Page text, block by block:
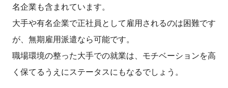
名企業も含まれています。
大手や有名企業で正社員として雇用されるのは困難です
が、無期雇用派遣なら可能です。
職場環境の整った大手での就業は、モチベーションを高
く保てるうえにステータスにもなるでしょう。